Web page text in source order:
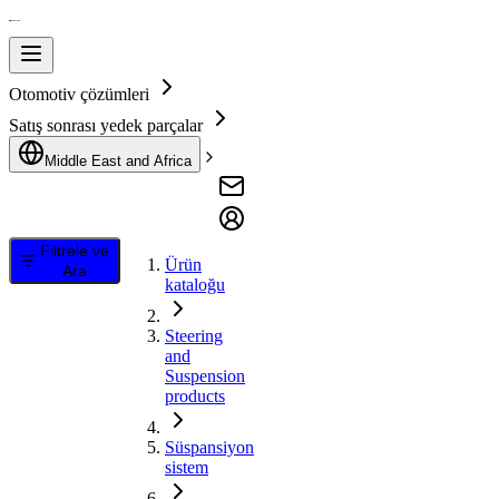
Otomotiv çözümleri
Satış sonrası yedek parçalar
Middle East and Africa
Filtrele ve
Ara
Ürün
kataloğu
Steering
and
Suspension
products
Süspansiyon
sistem